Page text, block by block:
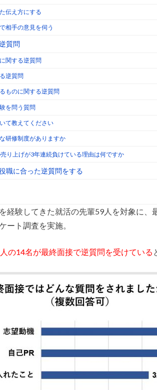
伝え方にする
相手の意見を伺う
質問
関する逆質問
逆質問
ものに関する逆質問
を問う質問
て教えてください
研修制度がありますか
り上げが3年連続負けている理由は何ですか
職に合った逆質問をする
経験してきた就活の先輩59人を対象に、
ート調査を実施。
の14名が最終面接で逆質問を受けている